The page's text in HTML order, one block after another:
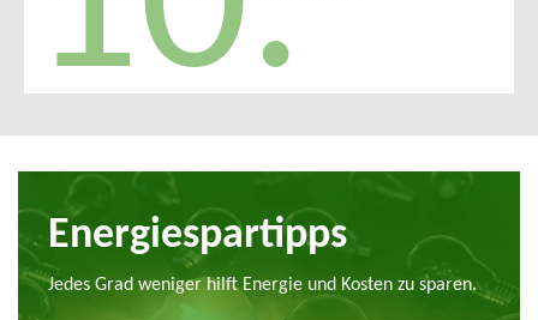
Energiespartipps
Jedes Grad weniger hilft Energie und Kosten zu sparen.